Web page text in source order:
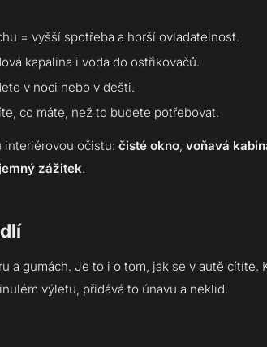
= vyšší spotřeba a horší ovladatelnost.
kapalina i voda do ostřikovačů.
v noci nebo v dešti.
co máte, než to budete potřebovat.
interiérovou očistu: čisté okno, voňavá
zážitek.
a gumách. Je to i o tom, jak se v autě cítíte.
výletu, přidává to únavu a neklid.